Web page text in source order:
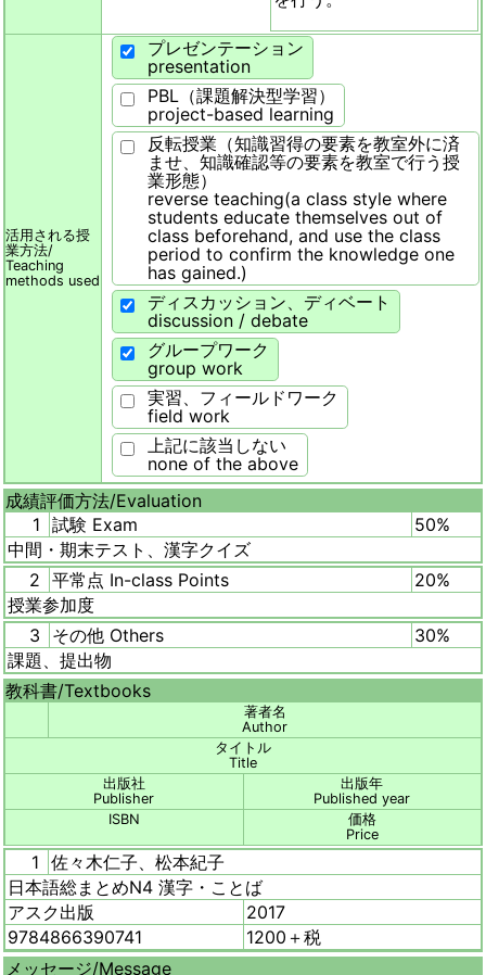
活用される授
業方法/
Teaching
methods used
プレゼンテーション
presentation
PBL（課題解決型学習）
project-based learning
反転授業（知識習得の要素を教室外に済
ませ、知識確認等の要素を教室で行う授
業形態）
reverse teaching(a class style where
students educate themselves out of
class beforehand, and use the class
period to confirm the knowledge one
has gained.)
ディスカッション、ディベート
discussion / debate
グループワーク
group work
実習、フィールドワーク
field work
上記に該当しない
none of the above
成績評価方法/Evaluation
1 試験 Exam
50%
中間・期末テスト、漢字クイズ
2 平常点 In-class Points
20%
授業参加度
3
その他 Others
30%
課題、提出物
教科書/Textbooks
著者名
Author
タイトル
Title
出版社
Publisher
出版年
Published year
ISBN
価格
Price
1 佐々木仁子、松本紀子
日本語総まとめN4 漢字・ことば
アスク出版
2017
9784866390741
1200＋税
メッセージ/Message